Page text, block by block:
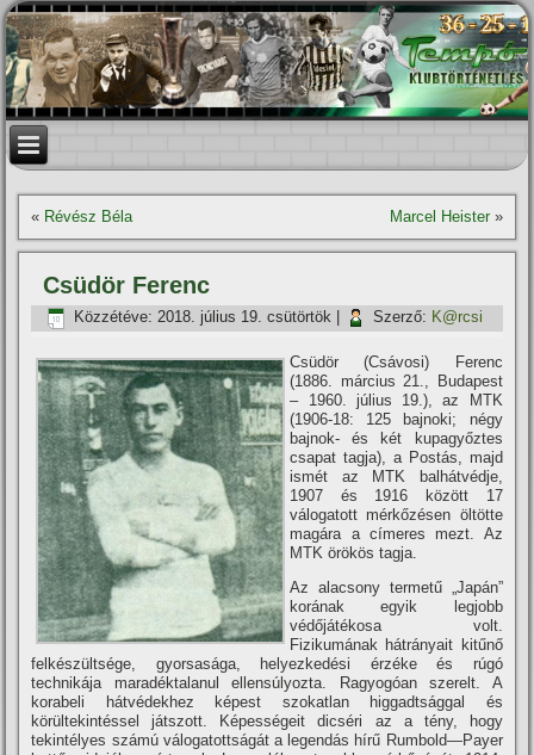
« Révész Béla Marcel Heister»
Csüdör Ferenc
Közzétéve: 2018. július 19. csütörtök Szerző: K@rcsi
Csüdör (Csávosi) Ferenc
(1886. március 21., Budapest
– 1960. július 19.), az MTK
(1906-18: 125 bajnoki; négy
bajnok- és két kupagyőztes
csapat tagja), a Postás, majd
ismét az MTK balhátvédje,
1907 és 1916 között 17
válogatott mérkőzésen öltötte
magára a cí­meres mezt. Az
MTK örökös tagja.
Az alacsony termetű „Japán”
korának egyik legjobb
védőjátékosa volt.
Fizikumának hátrányait kitűnő
felkészültsége, gyorsasága, helyezkedési érzéke és rúgó
technikája maradéktalanul ellensúlyozta. Ragyogóan szerelt. A
korabeli hátvédekhez képest szokatlan higgadtsággal és
körültekintéssel játszott. Képességeit dicséri az a tény, hogy
tekintélyes számú válogatottságát a legendás hí­rű Rumbold—Payer